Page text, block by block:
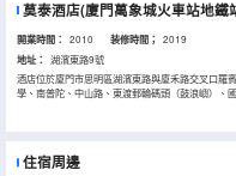
莫泰酒店(廈門萬象城火車站地鐵
開業時間： 2010 装修時間； 2019
地址：
湖濱東路9號
酒店位於廈門市思明區湖濱東路與廈禾路交叉口羅
學、南普陀、中山路、東渡郵輪碼頭（鼓浪嶼）、
公交、地鐵1號線直達動車北站及T4航站樓接駁站
森、世貿等大型購物商場，配套影院、咖啡、餐飲
纖、吹風機、雙人份洗漱用品。酒店設置無煙樓，
住宿周邊